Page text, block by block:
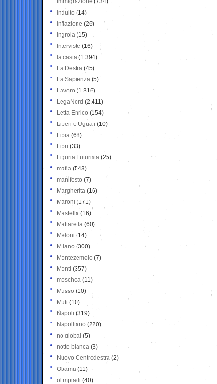
Immigrazione (734)
indulto (14)
inflazione (26)
Ingroia (15)
Interviste (16)
la casta (1.394)
La Destra (45)
La Sapienza (5)
Lavoro (1.316)
LegaNord (2.411)
Letta Enrico (154)
Liberi e Uguali (10)
Libia (68)
Libri (33)
Liguria Futurista (25)
mafia (543)
manifesto (7)
Margherita (16)
Maroni (171)
Mastella (16)
Mattarella (60)
Meloni (14)
Milano (300)
Montezemolo (7)
Monti (357)
moschea (11)
Musso (10)
Muti (10)
Napoli (319)
Napolitano (220)
no global (5)
notte bianca (3)
Nuovo Centrodestra (2)
Obama (11)
olimpiadi (40)